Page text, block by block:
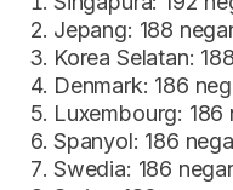
Jepang: 188
Korea Selatan:
Denmark: 186
Luxembourg: 186
Spanyol: 186
Swedia: 186